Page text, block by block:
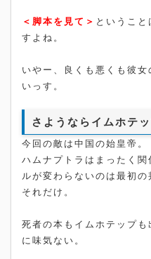
＜脚本を見て＞ というこ
すよね。
いやー、良くも悪くも彼
いっす。
さようならイムホテ
今回の敵は中国の始皇帝。
ハムナプトラはまったく
ルが変わらないのは最初
それだけ。
死者の本もイムホテップ
に味気ない。